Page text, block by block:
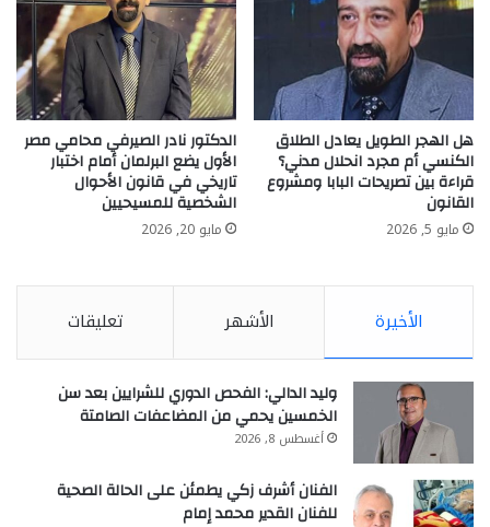
هل الهجر الطويل يعادل الطلاق
الكنسي أم مجرد انحلال مدني؟
قراءة بين تصريحات البابا ومشروع
القانون
مايو 5, 2026
الدكتور نادر الصيرفي محامي مصر
الأول يضع البرلمان أمام اختبار
تاريخي في قانون الأحوال
الشخصية للمسيحيين
مايو 20, 2026
الأخيرة الأشهر تعليقات
وليد الدالي: الفحص الدوري للشرايين بعد سن
الخمسين يحمي من المضاعفات الصامتة
أغسطس 8, 2026
الفنان أشرف زكي يطمئن على الحالة الصحية
للفنان القدير محمد إمام